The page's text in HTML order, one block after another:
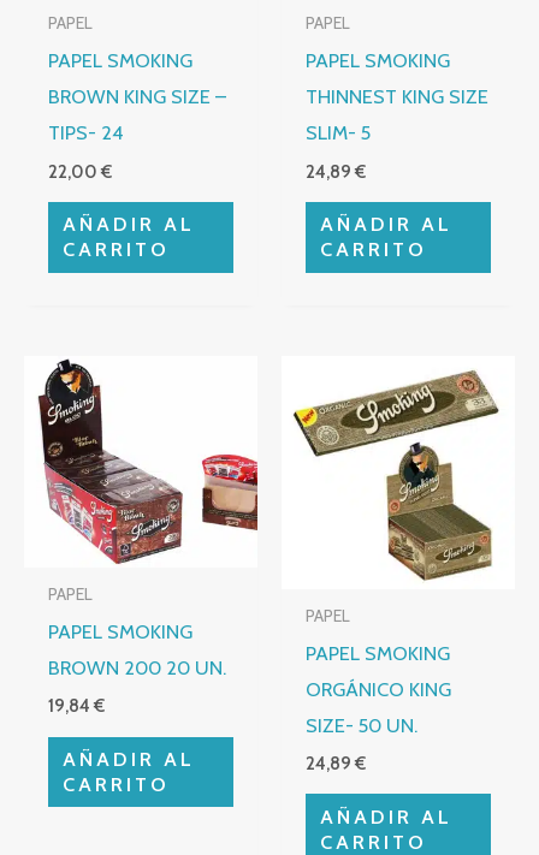
PAPEL
PAPEL SMOKING
BROWN KING SIZE –
TIPS- 24
22,00€
AÑADIR AL
CARRITO
PAPEL
PAPEL SMOKING
THINNEST KING SIZE
SLIM- 5
24,89€
AÑADIR AL
CARRITO
PAPEL
PAPEL SMOKING
BROWN 200 20 UN.
19,84€
AÑADIR AL
CARRITO
PAPEL
PAPEL SMOKING
ORGÁNICO KING
SIZE- 50 UN.
24,89€
AÑADIR AL
CARRITO